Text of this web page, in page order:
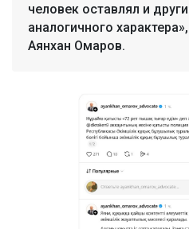
человек оставлял и
аналогичного
Аянхан Омаров.